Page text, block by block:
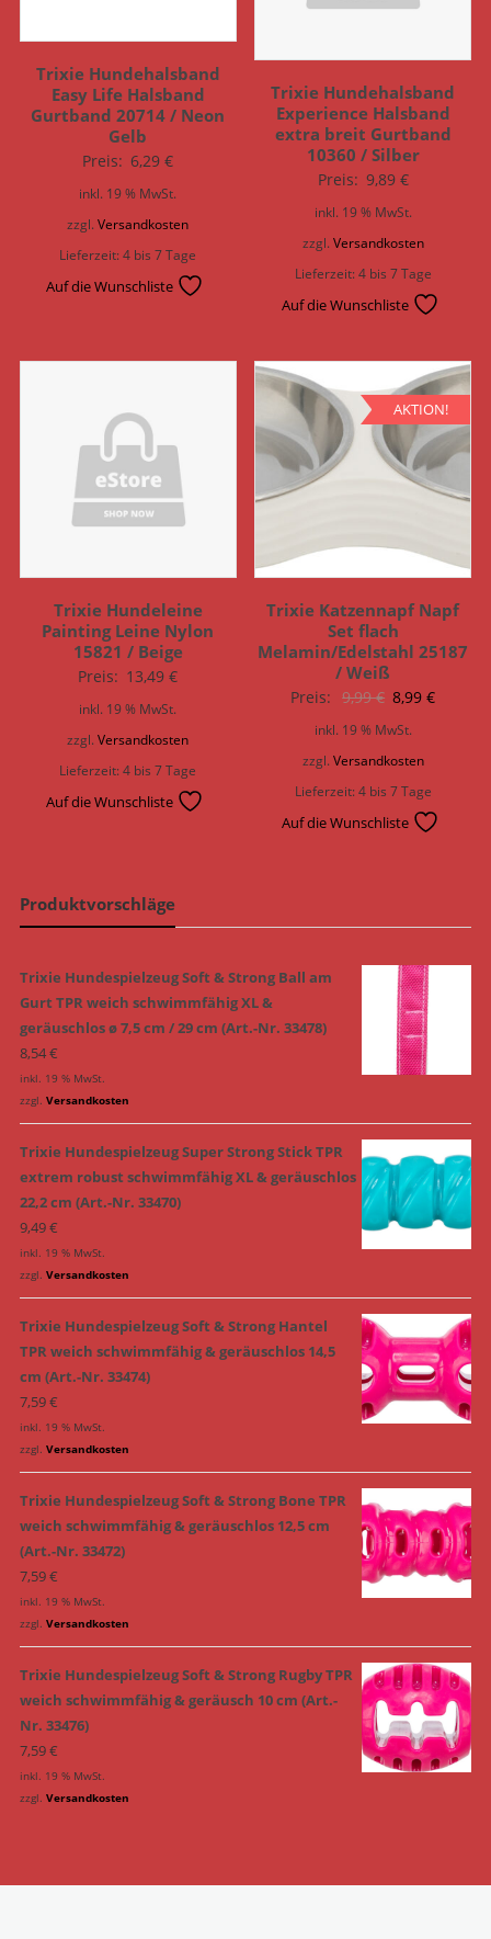
Trixie Hundehalsband
Easy Life Halsband
Gurtband 20714 / Neon
Gelb
Preis: 6,29€
inkl. 19 % MwSt.
zzgl.Versandkosten
Lieferzeit:4 bis 7 Tage
Auf die Wunschliste
Trixie Hundehalsband
Experience Halsband
extra breit Gurtband
10360 / Silber
Preis: 9,89 €
inkl. 19 % MwSt.
zzgl. Versandkosten
Lieferzeit:4 bis 7 Tage
Auf die Wunschliste
Trixie Hundeleine
Painting Leine Nylon
15821 / Beige
Preis: 13,49€
inkl. 19 % MwSt.
zzgl.Versandkosten
Lieferzeit:4 bis 7 Tage
Auf die Wunschliste
AKTION!
Trixie Katzennapf Napf
Set flach
Melamin/Edelstahl 25187
/ Weiß
Preis: 9,99€
Preis
8,99€
inkl. 19 % MwSt.
zzgl. Versandkosten
Lieferzeit:4 bis 7 Tage
Auf die Wunschliste
Produktvorschläge
Trixie Hundespielzeug Soft & Strong Ball am
Gurt TPR weich schwimmfähig XL &
geräuschlos ø 7,5 cm / 29 cm (Art.-Nr. 33478)
8,54€
inkl. 19 % MwSt.
zzgl. Versandkosten
Trixie Hundespielzeug Super Strong Stick TPR
extrem robust schwimmfähig XL & geräuschlos
22,2 cm (Art.-Nr. 33470)
9,49€
inkl. 19 % MwSt.
zzgl. Versandkosten
Trixie Hundespielzeug Soft & Strong Hantel
TPR weich schwimmfähig & geräuschlos 14,5
cm (Art.-Nr. 33474)
7,59€
inkl. 19 % MwSt.
zzgl. Versandkosten
Trixie Hundespielzeug Soft & Strong Bone TPR
weich schwimmfähig & geräuschlos 12,5 cm
(Art.-Nr. 33472)
7,59€
inkl. 19 % MwSt.
zzgl. Versandkosten
Trixie Hundespielzeug Soft & Strong Rugby TPR
weich schwimmfähig & geräusch 10 cm (Art.-
Nr. 33476)
7,59€
inkl. 19 % MwSt.
zzgl. Versandkosten